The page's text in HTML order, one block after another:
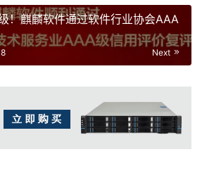
！麒麟软件通过软件行业协会AAA
Next